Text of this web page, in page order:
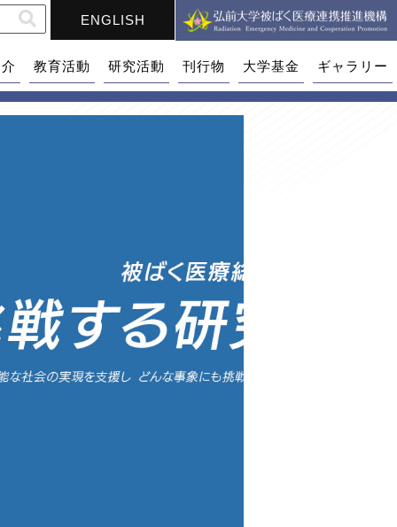
ENGLISH
教育活動 研究活動 刊行物 大学基金 ギャラリー